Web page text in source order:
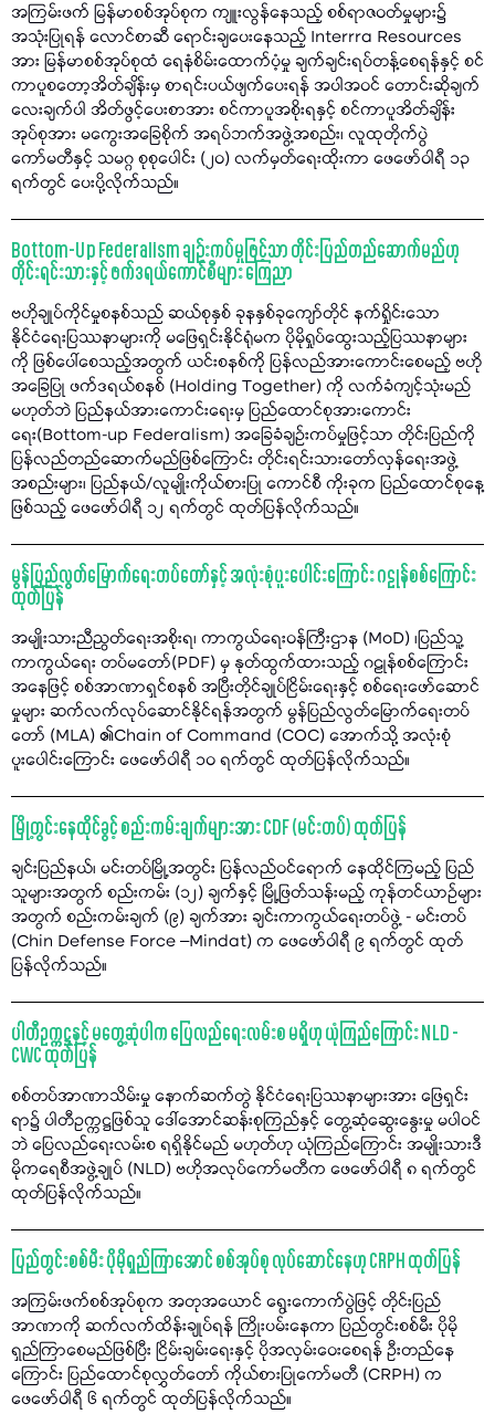
အကြမ်းဖက် မြန်မာစစ်အုပ်စုက ကျူးလွန်နေသည့် စစ်ရာဇဝတ်မှုများ၌
အသုံးပြုရန် လောင်စာဆီ ရောင်းချပေးနေသည့် Interrra Resources
အား မြန်မာစစ်အုပ်စုထံ ရေနံစိမ်းထောက်ပံ့မှု ချက်ချင်းရပ်တန့်စေရန်နှင့် စင်
ကာပူစတော့အိတ်ချိန်းမှ စာရင်းပယ်ဖျက်ပေးရန် အပါအဝင် တောင်းဆိုချက်
လေးချက်ပါ အိတ်ဖွင့်ပေးစာအား စင်ကာပူအစိုးရနှင့် စင်ကာပူအိတ်ချိန်း
အုပ်စုအား မကွေးအခြေစိုက် အရပ်ဘက်အဖွဲ့အစည်း၊ လူထုတိုက်ပွဲ
ကော်မတီနှင့် သမဂ္ဂ စုစုပေါင်း (၂၀) လက်မှတ်ရေးထိုးကာ ဖေဖော်ဝါရီ ၁၃
ရက်တွင် ပေးပို့လိုက်သည်။
Bottom-Up Federalism ချဉ်းကပ်မှုဖြင့်သာ တိုင်းပြည်တည်ဆောက်မည်ဟု
တိုင်းရင်းသားနှင့် ဖက်ဒရယ်ကောင်စီများ ကြေညာ
ဗဟိုချုပ်ကိုင်မှုစနစ်သည် ဆယ်စုနှစ် ခုနနှစ်ခုကျော်တိုင် နက်ရှိုင်းသော
နိုင်ငံရေးပြဿနာများကို မဖြေရှင်းနိုင်ရုံမက ပိုမိုရှုပ်ထွေးသည့်ပြဿနာများ
ကို ဖြစ်ပေါ်စေသည့်အတွက် ယင်းစနစ်ကို ပြန်လည်အားကောင်းစေမည့် ဗဟို
အခြေပြု ဖက်ဒရယ်စနစ် (Holding Together) ကို လက်ခံကျင့်သုံးမည်
မဟုတ်ဘဲ ပြည်နယ်အားကောင်းရေးမှ ပြည်ထောင်စုအားကောင်း
ရေး(Bottom-up Federalism) အခြေခံချဉ်းကပ်မှုဖြင့်သာ တိုင်းပြည်ကို
ပြန်လည်တည်ဆောက်မည်ဖြစ်ကြောင်း တိုင်းရင်းသားတော်လှန်ရေးအဖွဲ့
အစည်းများ၊ ပြည်နယ်/လူမျိုးကိုယ်စားပြု ကောင်စီ ကိုးခုက ပြည်ထောင်စုနေ့
ဖြစ်သည့် ဖေဖော်ဝါရီ ၁၂ ရက်တွင် ထုတ်ပြန်လိုက်သည်။
မွန်ပြည်လွတ်မြောက်ရေးတပ်တော်နှင့် အလုံးစုံပူးပေါင်းကြောင်း ဂဠုန်စစ်ကြောင်း
ထုတ်ပြန်
အမျိုးသားညီညွတ်ရေးအစိုးရ၊ ကာကွယ်ရေးဝန်ကြီးဌာန (MoD) ၊ပြည်သူ့
ကာကွယ်ရေး တပ်မတော်(PDF) မှ နုတ်ထွက်ထားသည့် ဂဠုန်စစ်ကြောင်း
အနေဖြင့် စစ်အာဏာရှင်စနစ် အပြီးတိုင်ချုပ်ငြိမ်းရေးနှင့် စစ်ရေးဖော်ဆောင်
မှုများ ဆက်လက်လုပ်ဆောင်နိုင်ရန်အတွက် မွန်ပြည်လွတ်မြောက်ရေးတပ်
တော် (MLA) ၏Chain of Command (COC) အောက်သို့ အလုံးစုံ
ပူးပေါင်းကြောင်း ဖေဖော်ဝါရီ ၁၀ ရက်တွင် ထုတ်ပြန်လိုက်သည်။
မြို့တွင်းနေထိုင်ခွင့် စည်းကမ်းချက်များအား CDF (မင်းတပ်) ထုတ်ပြန်
ချင်းပြည်နယ်၊ မင်းတပ်မြို့အတွင်း ပြန်လည်ဝင်ရောက် နေထိုင်ကြမည့် ပြည်
သူများအတွက် စည်းကမ်း (၁၂) ချက်နှင့် မြို့ဖြတ်သန်းမည့် ကုန်တင်ယာဉ်များ
အတွက် စည်းကမ်းချက် (၉) ချက်အား ချင်းကာကွယ်ရေးတပ်ဖွဲ့ - မင်းတပ်
(Chin Defense Force –Mindat) က ဖေဖော်ဝါရီ ၉ ရက်တွင် ထုတ်
ပြန်လိုက်သည်။
ပါတီဥက္ကဋ္ဌနှင့် မတွေ့ဆုံပါက ပြေလည်ရေးလမ်းစ မရှိဟု ယုံကြည်ကြောင်း NLD -
CWC ထုတ်ပြန်
စစ်တပ်အာဏာသိမ်းမှု နောက်ဆက်တွဲ နိုင်ငံရေးပြဿနာများအား ဖြေရှင်း
ရာ၌ ပါတီဥက္ကဋ္ဌဖြစ်သူ ဒေါ်အောင်ဆန်းစုကြည်နှင့် တွေ့ဆုံဆွေးနွေးမှု မပါဝင်
ဘဲ ပြေလည်ရေးလမ်းစ ရရှိနိုင်မည် မဟုတ်ဟု ယုံကြည်ကြောင်း အမျိုးသားဒီ
မိုကရေစီအဖွဲ့ချုပ် (NLD) ဗဟိုအလုပ်ကော်မတီက ဖေဖော်ဝါရီ ၈ ရက်တွင်
ထုတ်ပြန်လိုက်သည်။
ပြည်တွင်းစစ်မီး ပိုမိုရှည်ကြာအောင် စစ်အုပ်စု လုပ်ဆောင်နေဟု CRPH ထုတ်ပြန်
အကြမ်းဖက်စစ်အုပ်စုက အတုအယောင် ရွေးကောက်ပွဲဖြင့် တိုင်းပြည်
အာဏာကို ဆက်လက်ထိန်းချုပ်ရန် ကြိုးပမ်းနေကာ ပြည်တွင်းစစ်မီး ပိုမို
ရှည်ကြာစေမည်ဖြစ်ပြီး ငြိမ်းချမ်းရေးနှင့် ပိုအလှမ်းဝေးစေရန် ဦးတည်နေ
ကြောင်း ပြည်ထောင်စုလွှတ်တော် ကိုယ်စားပြုကော်မတီ (CRPH) က
ဖေဖော်ဝါရီ ၆ ရက်တွင် ထုတ်ပြန်လိုက်သည်။